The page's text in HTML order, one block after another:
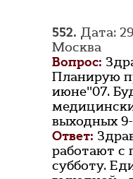
552. Дата:
Москва
Вопрос:
Планирую
июне"07.
выходных
Ответ:
работают с
субботу.